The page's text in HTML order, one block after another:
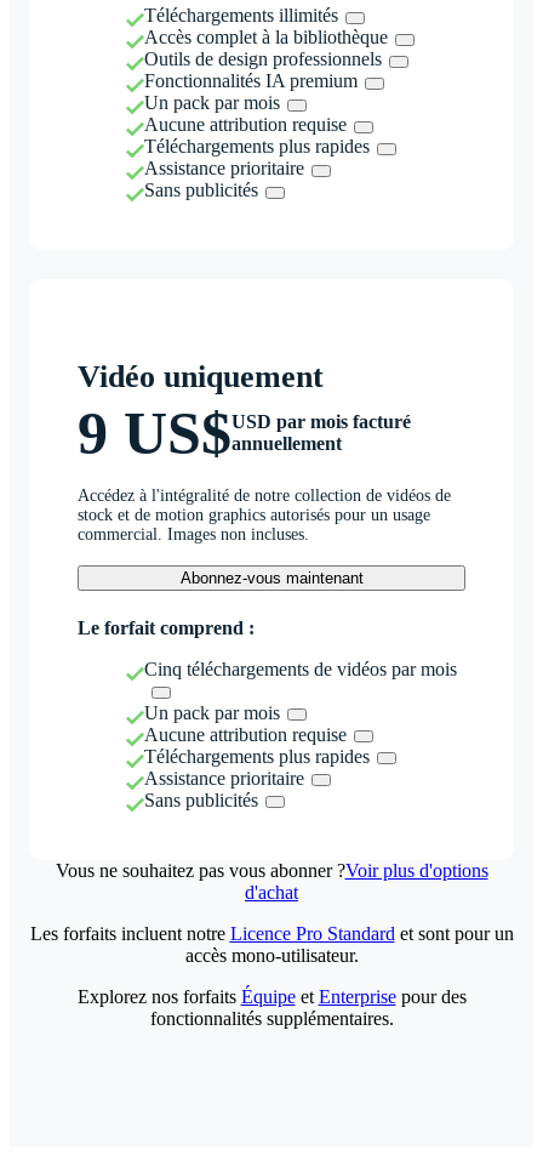
Téléchargements illimités
Accès complet à la bibliothèque
Outils de design professionnels
Fonctionnalités IA premium
Un pack par mois
Aucune attribution requise
Téléchargements plus rapides
Assistance prioritaire
Sans publicités
Vidéo uniquement
9 US$USD par mois facturé
annuellement
Accédez à l'intégralité de notre collection de vidéos de
stock et de motion graphics autorisés pour un usage
commercial. Images non incluses.
Abonnez-vous maintenant
Le forfait comprend :
Cinq téléchargements de vidéos par mois
Un pack par mois
Aucune attribution requise
Téléchargements plus rapides
Assistance prioritaire
Sans publicités
Vous ne souhaitez pas vous abonner ?Voir plus d'options
d'achat
Les forfaits incluent notre Licence Pro Standard et sont pour un
accès mono-utilisateur.
Explorez nos forfaits Équipeet Enterprisepour des
fonctionnalités supplémentaires.